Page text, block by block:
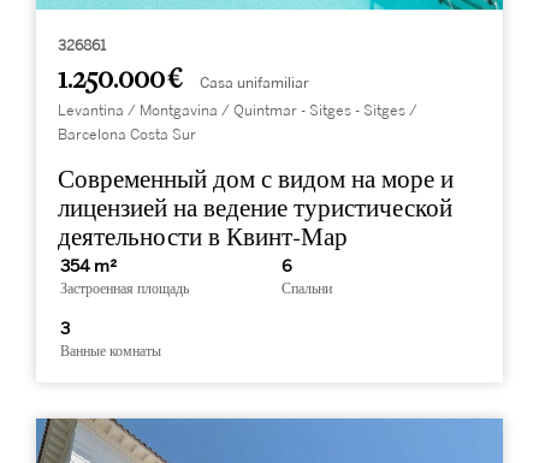
326861
1.250.000 € Casa unifamiliar
Levantina / Montgavina / Quintmar - Sitges - Sitges /
Barcelona Costa Sur
Современный дом с видом на море и
лицензией на ведение туристической
деятельности в Квинт-Мар
354 m²
Застроенная площадь
6
Спальни
3
Ванные комнаты